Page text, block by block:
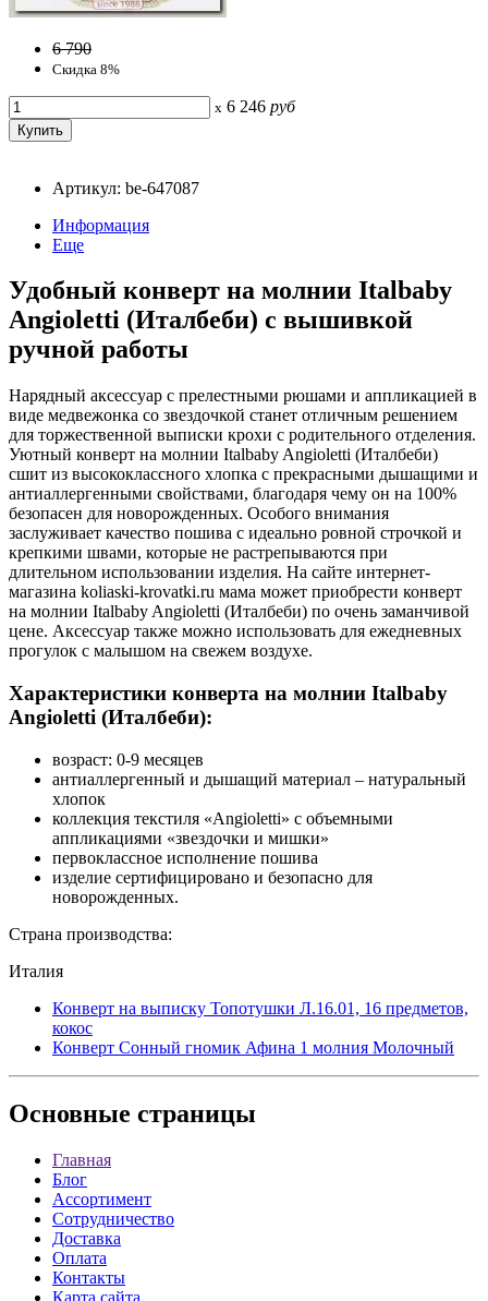
6 790
Скидка 8%
x 6 246 руб
Артикул: be-647087
Информация
Еще
Удобный конверт на молнии Italbaby
Angioletti (Италбеби) с вышивкой
ручной работы
Нарядный аксессуар с прелестными рюшами и аппликацией в
виде медвежонка со звездочкой станет отличным решением
для торжественной выписки крохи с родительного отделения.
Уютный конверт на молнии Italbaby Angioletti (Италбеби)
сшит из высококлассного хлопка с прекрасными дышащими и
антиаллергенными свойствами, благодаря чему он на 100%
безопасен для новорожденных. Особого внимания
заслуживает качество пошива с идеально ровной строчкой и
крепкими швами, которые не растрепываются при
длительном использовании изделия. На сайте интернет-
магазина koliaski-krovatki.ru мама может приобрести конверт
на молнии Italbaby Angioletti (Италбеби) по очень заманчивой
цене. Аксессуар также можно использовать для ежедневных
прогулок с малышом на свежем воздухе.
Характеристики конверта на молнии Italbaby
Angioletti (Италбеби):
возраст: 0-9 месяцев
антиаллергенный и дышащий материал – натуральный
хлопок
коллекция текстиля «Angioletti» с объемными
аппликациями «звездочки и мишки»
первоклассное исполнение пошива
изделие сертифицировано и безопасно для
новорожденных.
Страна производства:
Италия
Конверт на выписку Топотушки Л.16.01, 16 предметов,
кокос
Конверт Сонный гномик Афина 1 молния Молочный
Основные страницы
Главная
Блог
Ассортимент
Сотрудничество
Доставка
Оплата
Контакты
Карта сайта